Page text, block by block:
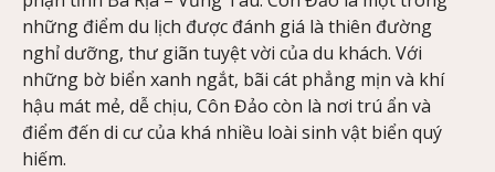
những điểm du lịch được đánh giá là thiên đường
nghỉ dưỡng, thư giãn tuyệt vời của du khách. Với
những bờ biển xanh ngắt, bãi cát phẳng mịn và khí
hậu mát mẻ, dễ chịu, Côn Đảo còn là nơi trú ẩn và
điểm đến di cư của khá nhiều loài sinh vật biển quý
hiếm.